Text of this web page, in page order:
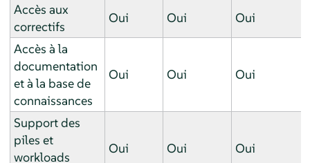
Accès aux
correctifs
Oui Oui
Oui
Accès à la
documentation
et à la base de
connaissances
Oui Oui Oui
Support des
piles et
workloads
Oui Oui Oui